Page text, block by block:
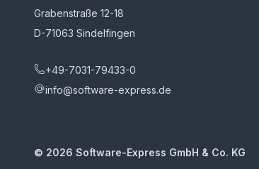
Grabenstraße 12-18
D-71063 Sindelfingen
+49-7031-79433-0
info@software-express.de
© 2026 Software-Express GmbH & Co. KG